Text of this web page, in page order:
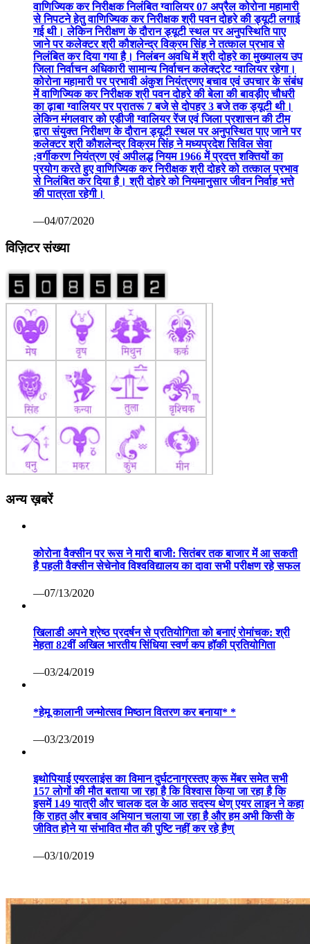
वाणिज्यिक कर निरीक्षक निलंबित ग्वालियर 07 अप्रैल कोरोना महामारी
से निपटने हेतु वाणिज्यिक कर निरीक्षक श्री पवन दोहरे की ड्यूटी लगाई
गई थी। लेकिन निरीक्षण के दौरान ड्यूटी स्थल पर अनुपस्थिति पाए
जाने पर कलेक्टर श्री कौशलेन्द्र विक्रम सिंह ने तत्काल प्रभाव से
निलंबित कर दिया गया है। निलंबन अवधि में श्री दोहरे का मुख्यालय उप
जिला निर्वाचन अधिकारी सामान्य निर्वाचन कलेक्ट्रेट ग्वालियर रहेगा।
कोरोना महामारी पर प्रभावी अंकुश नियंत्रणए बचाव एवं उपचार के संबंध
में वाणिज्यिक कर निरीक्षक श्री पवन दोहरे की बेला की बावड़ीए चौधरी
का ढ़ाबा ग्वालियर पर प्रातरू 7 बजे से दोपहर 3 बजे तक ड्यूटी थी।
लेकिन मंगलवार को एडीजी ग्वालियर रेंज एवं जिला प्रशासन की टीम
द्वारा संयुक्त निरीक्षण के दौरान ड्यूटी स्थल पर अनुपस्थित पाए जाने पर
कलेक्टर श्री कौशलेन्द्र विक्रम सिंह ने मध्यप्रदेश सिविल सेवा
;वर्गीकरण नियंत्रण एवं अपीलद्ध नियम 1966 में प्रदत्त शक्तियों का
प्रयोग करते हुए वाणिज्यिक कर निरीक्षक श्री दोहरे को तत्काल प्रभाव
से निलंबित कर दिया है। श्री दोहरे को नियमानुसार जीवन निर्वाह भत्ते
की पात्रता रहेगी।
—04/07/2020
विज़िटर संख्या
अन्य ख़बरें
कोरोना वैक्सीन पर रूस ने मारी बाजी: सितंबर तक बाजार में आ सकती
है पहली वैक्सीन सेचेनोव विश्वविद्यालय का दावा सभी परीक्षण रहे सफल
—07/13/2020
खिलाडी अपने श्रेष्ठ प्रदर्षन से प्रतियोगिता को बनाएं रोमांचक: श्री
मेहता 82वीं अखिल भारतीय सिंधिया स्वर्ण कप हॉकी प्रतियोगिता
—03/24/2019
*हेमू कालानी जन्मोत्सव मिष्ठान वितरण कर बनाया* *
—03/23/2019
इथोपियाई एयरलाइंस का विमान दुर्घटनाग्रस्तए क्रू मेंबर समेत सभी
157 लोगों की मौत बताया जा रहा है कि विश्वास किया जा रहा है कि
इसमें 149 यात्री और चालक दल के आठ सदस्य थेण् एयर लाइन ने कहा
कि राहत और बचाव अभियान चलाया जा रहा है और हम अभी किसी के
जीवित होने या संभावित मौत की पुष्टि नहीं कर रहे हैण्
—03/10/2019